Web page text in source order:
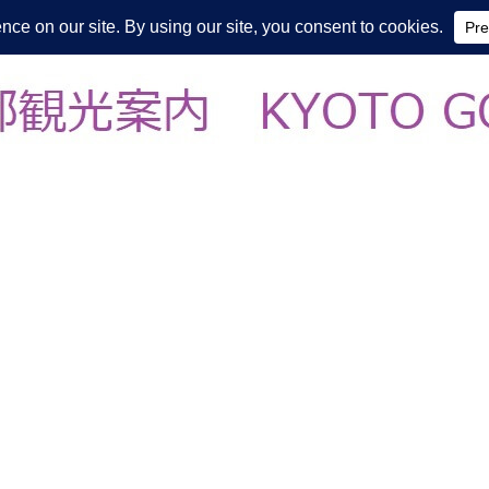
皆様の知らない京都をご案内/ THE MOST FASCINATING KYOTO,